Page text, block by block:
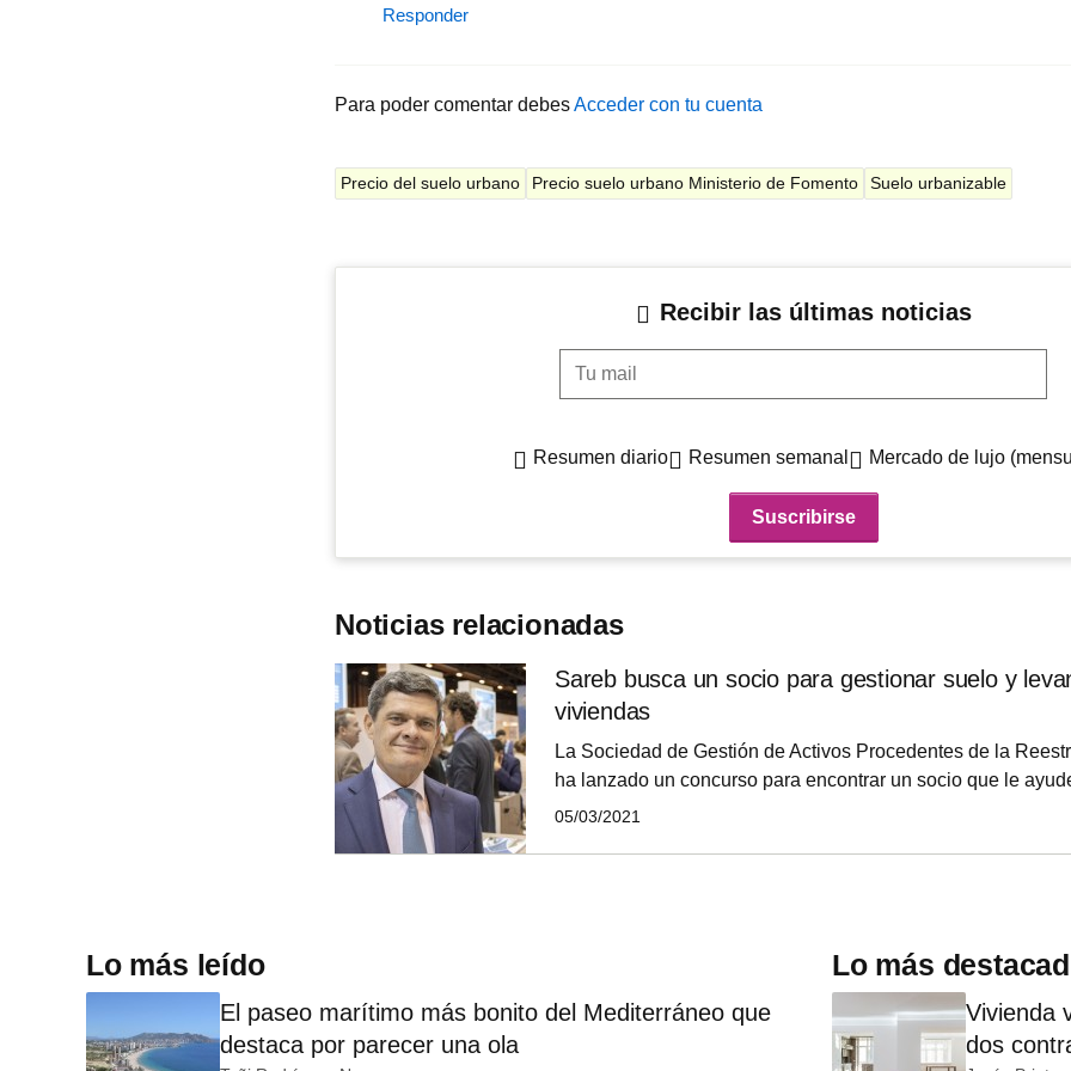
Responder
Para poder comentar debesAcceder con tu cuenta
Precio del suelo urbano Precio suelo urbano Ministerio de Fomento Suelo urbanizable
Recibir las últimas noticias
Tu mail
Resumen diario Resumen semanal Mercado de lujo
Noticias relacionadas
Sareb busca un socio para gestionar suelo y
viviendas
La Sociedad de Gestión de Activos Procedentes de la
ha lanzado un concurso para encontrar un socio que le
cartera de suelos no finalistas. Sareb ha invitado a 12
05/03/2021
Lo más leído
El paseo marítimo más bonito del Mediterráneo que
destaca por parecer una ola
Lo más
Vivienda
dos